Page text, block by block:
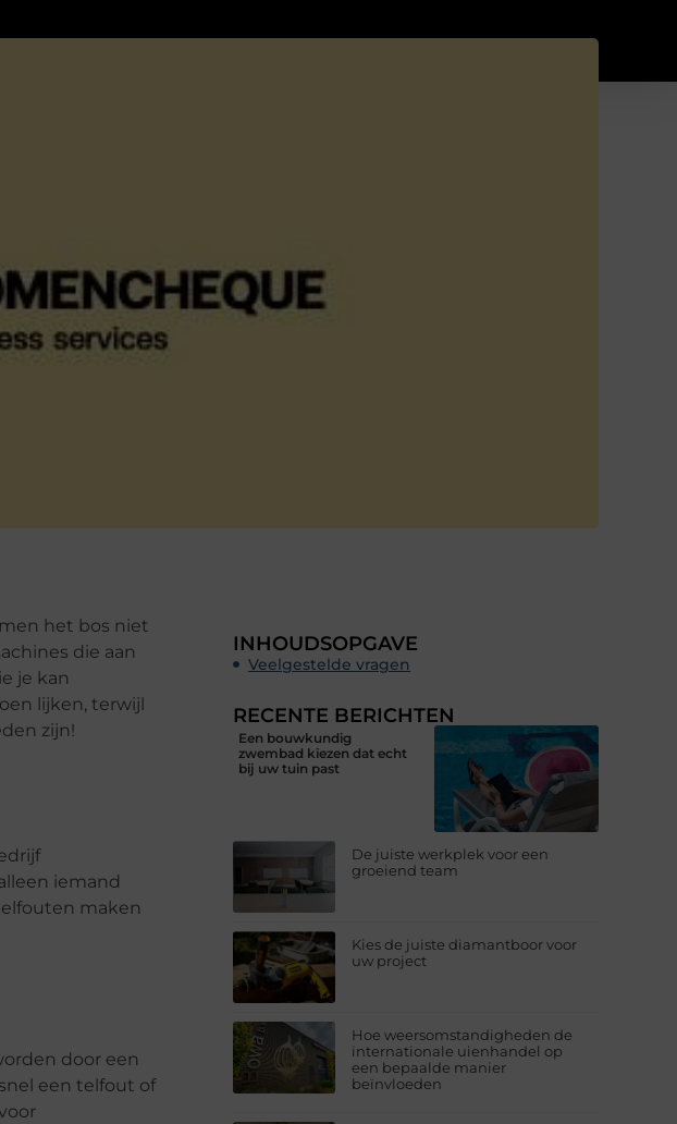
het bos niet
die aan
je kan
lijken, terwijl
zijn!
iemand
maken
door een
een telfout of
INHOUDSOPGAVE
Veelgestelde vragen
RECENTE BERICHTEN
Een bouwkundig
zwembad kiezen dat echt
bij uw tuin past
De juiste werkplek voor een
groeiend team
Kies de juiste diamantboor voor
uw project
Hoe weersomstandigheden de
internationale uienhandel op
een bepaalde manier
beïnvloeden